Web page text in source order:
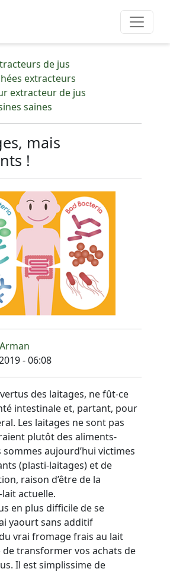
de jus
extracteurs
extracteur de jus
saines
mais
!
- 06:08
des laitages, ne fût-ce
intestinale et, partant, pour
Les laitages ne sont pas
plutôt des aliments-
aujourd’hui victimes
(plasti-laitages) et de
raison d’être de la
actuelle.
en plus difficile de se
yaourt sans additif
vrai fromage frais au lait
de transformer vos achats de
Il est simplissime de